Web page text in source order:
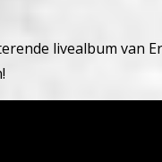
livealbum van